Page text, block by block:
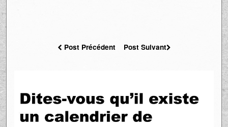
Post Précédent Post Suivant